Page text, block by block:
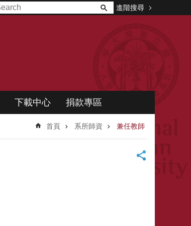
進階搜尋
下載中心 捐款專區
首頁 系所師資 兼任教師